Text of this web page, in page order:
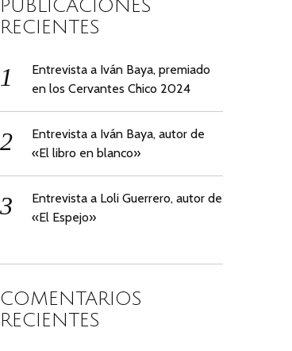
PUBLICACIONES
RECIENTES
Entrevista a Iván Baya, premiado
en los Cervantes Chico 2024
Entrevista a Iván Baya, autor de
«El libro en blanco»
Entrevista a Loli Guerrero, autor de
«El Espejo»
COMENTARIOS
RECIENTES